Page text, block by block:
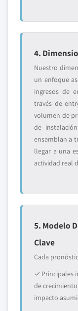
4.
Nuestro
un enfoque
ingresos de
través de
volumen de
de
ensamblan a
llegar a una
actividad real
5. Modelo
Clave
Cada
✓ Principales
de crecimiento
impacto